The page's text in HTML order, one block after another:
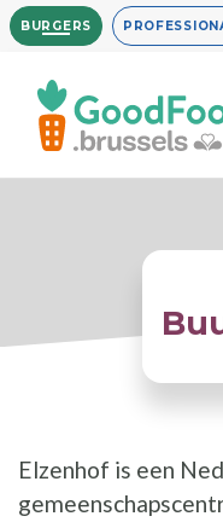
Overslaan
en
inhoud
gaan
BURGERS
Elzenhof is een